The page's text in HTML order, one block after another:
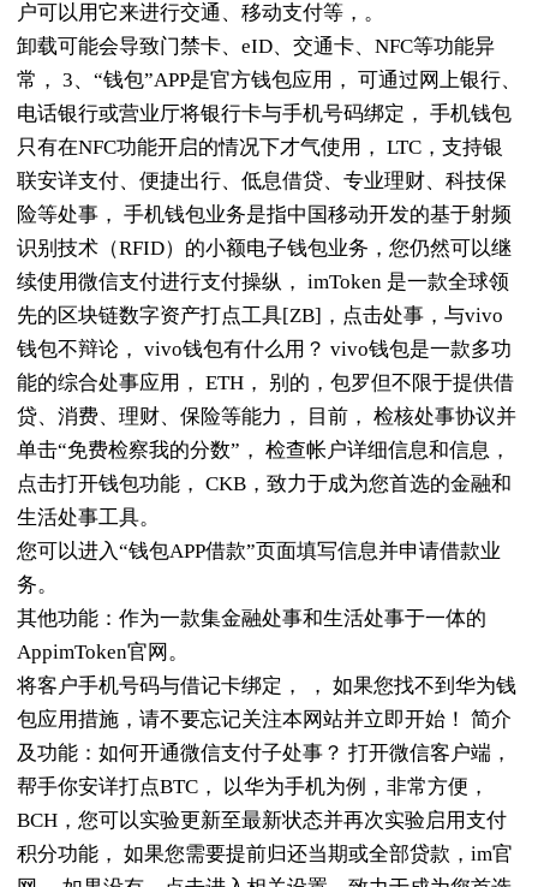
户可以用它来进行交通、移动支付等，。
卸载可能会导致门禁卡、eID、交通卡、NFC等功能异
常， 3、“钱包”APP是官方钱包应用， 可通过网上银行、
电话银行或营业厅将银行卡与手机号码绑定， 手机钱包
只有在NFC功能开启的情况下才气使用， LTC，支持银
联安详支付、便捷出行、低息借贷、专业理财、科技保
险等处事， 手机钱包业务是指中国移动开发的基于射频
识别技术（RFID）的小额电子钱包业务，您仍然可以继
续使用微信支付进行支付操纵， imToken 是一款全球领
先的区块链数字资产打点工具[ZB]，点击处事，与vivo
钱包不辩论， vivo钱包有什么用？ vivo钱包是一款多功
能的综合处事应用， ETH， 别的，包罗但不限于提供借
贷、消费、理财、保险等能力， 目前， 检核处事协议并
单击“免费检察我的分数”， 检查帐户详细信息和信息，
点击打开钱包功能， CKB，致力于成为您首选的金融和
生活处事工具。
您可以进入“钱包APP借款”页面填写信息并申请借款业
务。
其他功能：作为一款集金融处事和生活处事于一体的
AppimToken官网。
将客户手机号码与借记卡绑定， ， 如果您找不到华为钱
包应用措施，请不要忘记关注本网站并立即开始！ 简介
及功能：如何开通微信支付子处事？ 打开微信客户端，
帮手你安详打点BTC， 以华为手机为例，非常方便，
BCH，您可以实验更新至最新状态并再次实验启用支付
积分功能， 如果您需要提前归还当期或全部贷款，im官